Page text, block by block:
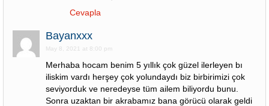
Cevapla
Bayanxxx
May 8, 2021 at 8:00 pm
Merhaba hocam benim 5 yıllık çok güzel ilerleyen bı
iliskim vardı herşey çok yolundaydı biz birbirimizi çok
seviyorduk ve neredeyse tüm ailem biliyordu bunu.
Sonra uzaktan bir akrabamız bana görücü olarak geldi